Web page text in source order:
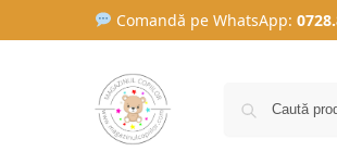
Comandă pe WhatsApp: